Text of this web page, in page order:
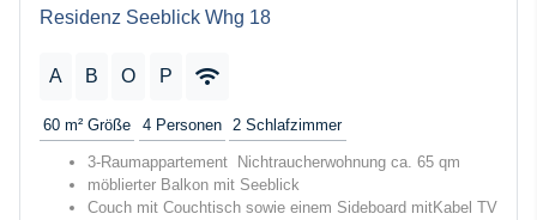
Residenz Seeblick Whg 18
A B O P
60 m² Größe 4 Personen 2 Schlafzimmer
3-Raumappartement Nichtraucherwohnung ca. 65 qm
möblierter Balkon mit Seeblick
Couch mit Couchtisch sowie einem Sideboard mitKabel TV